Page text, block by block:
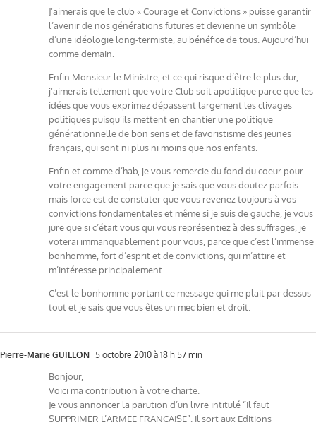
J’aimerais que le club « Courage et Convictions » puisse garantir
l’avenir de nos générations futures et devienne un symbôle
d’une idéologie long-termiste, au bénéfice de tous. Aujourd’hui
comme demain.
Enfin Monsieur le Ministre, et ce qui risque d’être le plus dur,
j’aimerais tellement que votre Club soit apolitique parce que les
idées que vous exprimez dépassent largement les clivages
politiques puisqu’ils mettent en chantier une politique
générationnelle de bon sens et de favoristisme des jeunes
français, qui sont ni plus ni moins que nos enfants.
Enfin et comme d’hab, je vous remercie du fond du coeur pour
votre engagement parce que je sais que vous doutez parfois
mais force est de constater que vous revenez toujours à vos
convictions fondamentales et même si je suis de gauche, je vous
jure que si c’était vous qui vous représentiez à des suffrages, je
voterai immanquablement pour vous, parce que c’est l’immense
bonhomme, fort d’esprit et de convictions, qui m’attire et
m’intéresse principalement.
C’est le bonhomme portant ce message qui me plait par dessus
tout et je sais que vous êtes un mec bien et droit.
Pierre-Marie GUILLON 5 octobre 2010 à 18 h 57 min
Bonjour,
Voici ma contribution à votre charte.
Je vous annoncer la parution d’un livre intitulé “Il faut
SUPPRIMER L’ARMEE FRANCAISE”. Il sort aux Editions